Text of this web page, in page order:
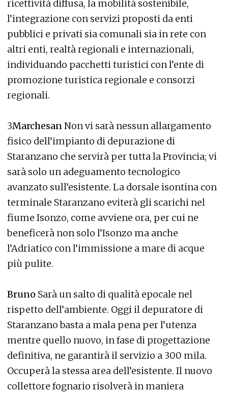
ricettività diffusa, la mobilità sostenibile,
l’integrazione con servizi proposti da enti
pubblici e privati sia comunali sia in rete con
altri enti, realtà regionali e internazionali,
individuando pacchetti turistici con l’ente di
promozione turistica regionale e consorzi
regionali.
3MarchesanNon vi sarà nessun allargamento
fisico dell’impianto di depurazione di
Staranzano che servirà per tutta la Provincia; vi
sarà solo un adeguamento tecnologico
avanzato sull’esistente. La dorsale isontina con
terminale Staranzano eviterà gli scarichi nel
fiume Isonzo, come avviene ora, per cui ne
beneficerà non solo l’Isonzo ma anche
l’Adriatico con l’immissione a mare di acque
più pulite.
Bruno Sarà un salto di qualità epocale nel
rispetto dell’ambiente. Oggi il depuratore di
Staranzano basta a mala pena per l’utenza
mentre quello nuovo, in fase di progettazione
definitiva, ne garantirà il servizio a 300 mila.
Occuperà la stessa area dell’esistente. Il nuovo
collettore fognario risolverà in maniera